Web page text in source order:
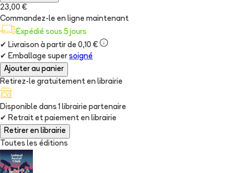
23,00 €
Commandez-le en ligne maintenant
Expédié sous 5 jours
✔ Livraison à partir de 0,10 €
✔ Emballage super soigné
Ajouter au panier
Retirez-le gratuitement en librairie
Disponible dans 1 librairie partenaire
✔ Retrait et paiement en librairie
Retirer en librairie
Toutes les éditions